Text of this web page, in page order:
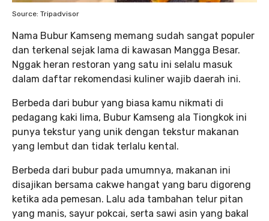
Source: Tripadvisor
Nama Bubur Kamseng memang sudah sangat populer
dan terkenal sejak lama di kawasan Mangga Besar.
Nggak heran restoran yang satu ini selalu masuk
dalam daftar rekomendasi kuliner wajib daerah ini.
Berbeda dari bubur yang biasa kamu nikmati di
pedagang kaki lima, Bubur Kamseng ala Tiongkok ini
punya tekstur yang unik dengan tekstur makanan
yang lembut dan tidak terlalu kental.
Berbeda dari bubur pada umumnya, makanan ini
disajikan bersama cakwe hangat yang baru digoreng
ketika ada pemesan. Lalu ada tambahan telur pitan
yang manis, sayur pokcai, serta sawi asin yang bakal